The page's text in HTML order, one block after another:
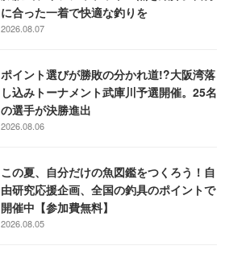
に合った一着で快適な釣りを
2026.08.07
ポイント選びが勝敗の分かれ道!?大阪湾落
し込みトーナメント武庫川予選開催。25名
の選手が決勝進出
2026.08.06
この夏、自分だけの魚図鑑をつくろう！自
由研究応援企画、全国の釣具のポイントで
開催中【参加費無料】
2026.08.05